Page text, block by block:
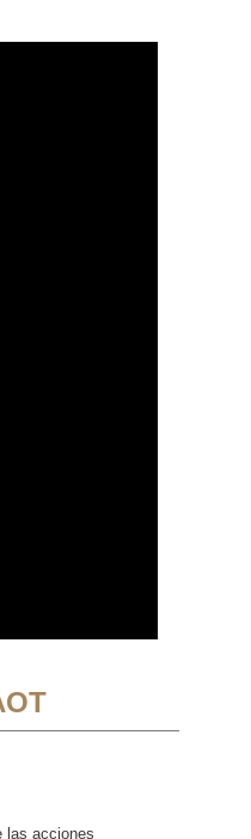
las acciones